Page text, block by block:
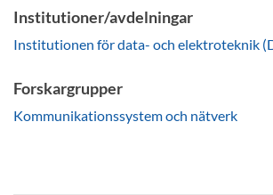
Institutioner/avdelningar
Institutionen för data- och elektroteknik
Forskargrupper
Kommunikationssystem och nätverk